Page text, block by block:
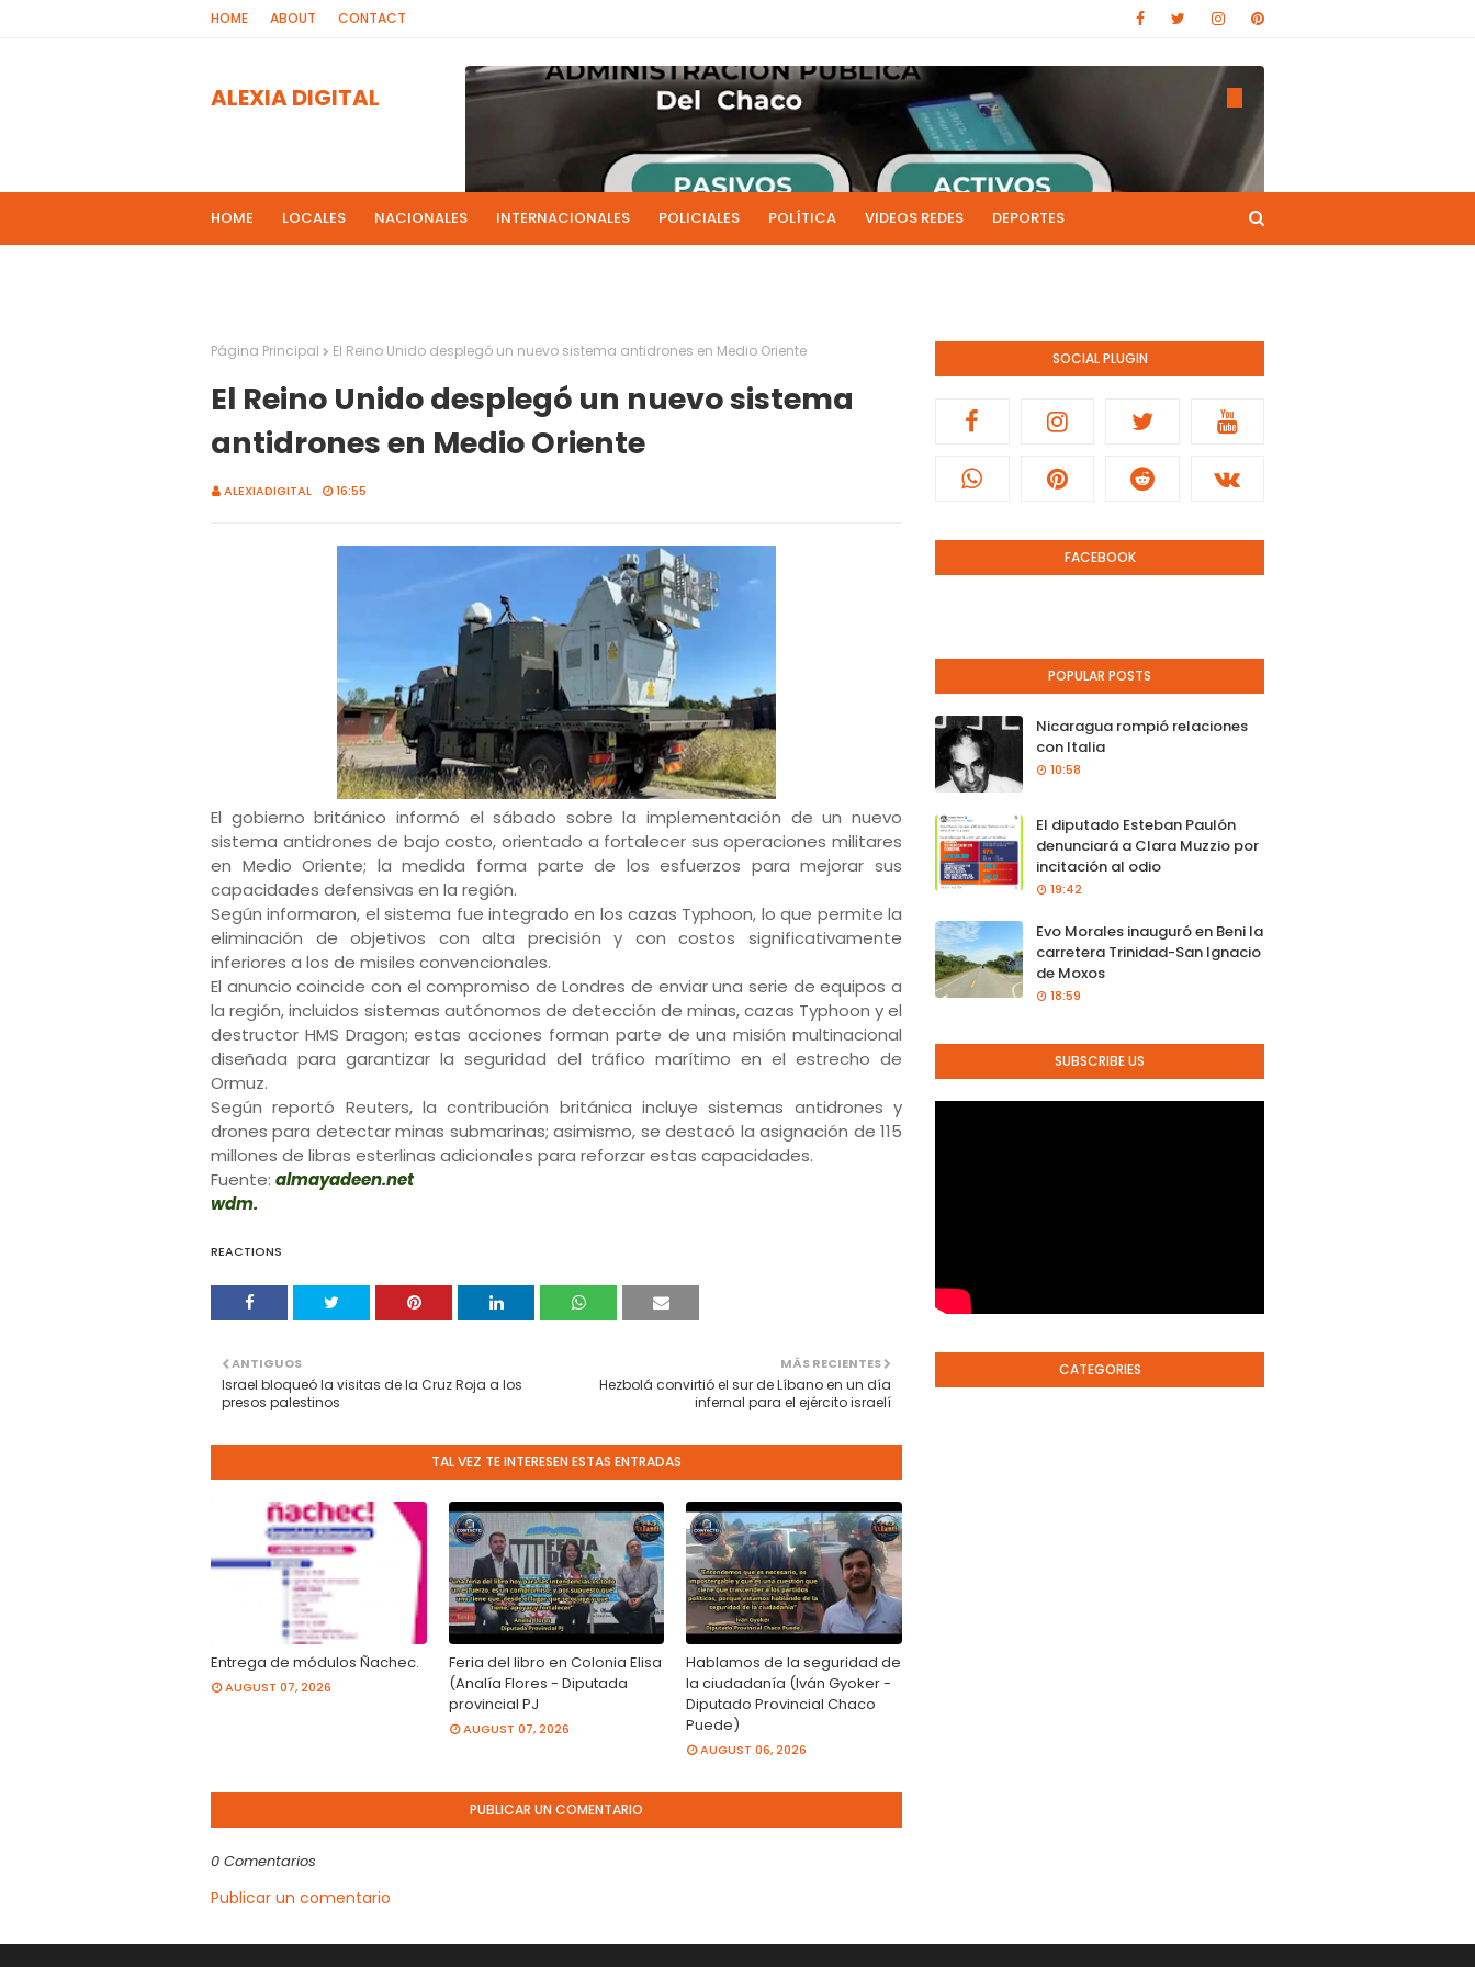
HOME ABOUT CONTACT
ALEXIA DIGITAL
HOME LOCALES NACIONALES INTERNACIONALES POLICIALES POLÍTICA VIDEOS REDES DEPORTES
Página Principal El Reino Unido desplegó un nuevo sistema antidrones en Medio Oriente
El Reino Unido desplegó un nuevo sistema
antidrones en Medio Oriente
ALEXIADIGITAL 16:55
El gobierno británico informó el sábado sobre la implementación de un nuevo
sistema antidrones de bajo costo, orientado a fortalecer sus operaciones militares
en Medio Oriente; la medida forma parte de los esfuerzos para mejorar sus
capacidades defensivas en la región.
Según informaron, el sistema fue integrado en los cazas Typhoon, lo que permite la
eliminación de objetivos con alta precisión y con costos significativamente
inferiores a los de misiles convencionales.
El anuncio coincide con el compromiso de Londres de enviar una serie de equipos a
la región, incluidos sistemas autónomos de detección de minas, cazas Typhoon y el
destructor HMS Dragon; estas acciones forman parte de una misión multinacional
diseñada para garantizar la seguridad del tráfico marítimo en el estrecho de
Ormuz.
Según reportó Reuters, la contribución británica incluye sistemas antidrones y
drones para detectar minas submarinas; asimismo, se destacó la asignación de 115
millones de libras esterlinas adicionales para reforzar estas capacidades.
Fuente: almayadeen.net
wdm.
REACTIONS
MÁS RECIENTES
Hezbolá convirtió el sur de Líbano en un día
infernal para el ejército israelí
ANTIGUOS
Israel bloqueó la visitas de la Cruz Roja a los
presos palestinos
TAL VEZ TE INTERESEN ESTAS ENTRADAS
Entrega de módulos Ñachec.
AUGUST 07, 2026
Feria del libro en Colonia Elisa
(Analía Flores - Diputada
provincial PJ
AUGUST 07, 2026
Hablamos de la seguridad de
la ciudadanía (Iván Gyoker -
Diputado Provincial Chaco
Puede)
AUGUST 06, 2026
PUBLICAR UN COMENTARIO
0 Comentarios
Publicar un comentario
SOCIAL PLUGIN
FACEBOOK
POPULAR POSTS
Nicaragua rompió relaciones
con Italia
10:58
El diputado Esteban Paulón
denunciará a Clara Muzzio por
incitación al odio
19:42
Evo Morales inauguró en Beni la
carretera Trinidad-San Ignacio
de Moxos
18:59
SUBSCRIBE US
CATEGORIES